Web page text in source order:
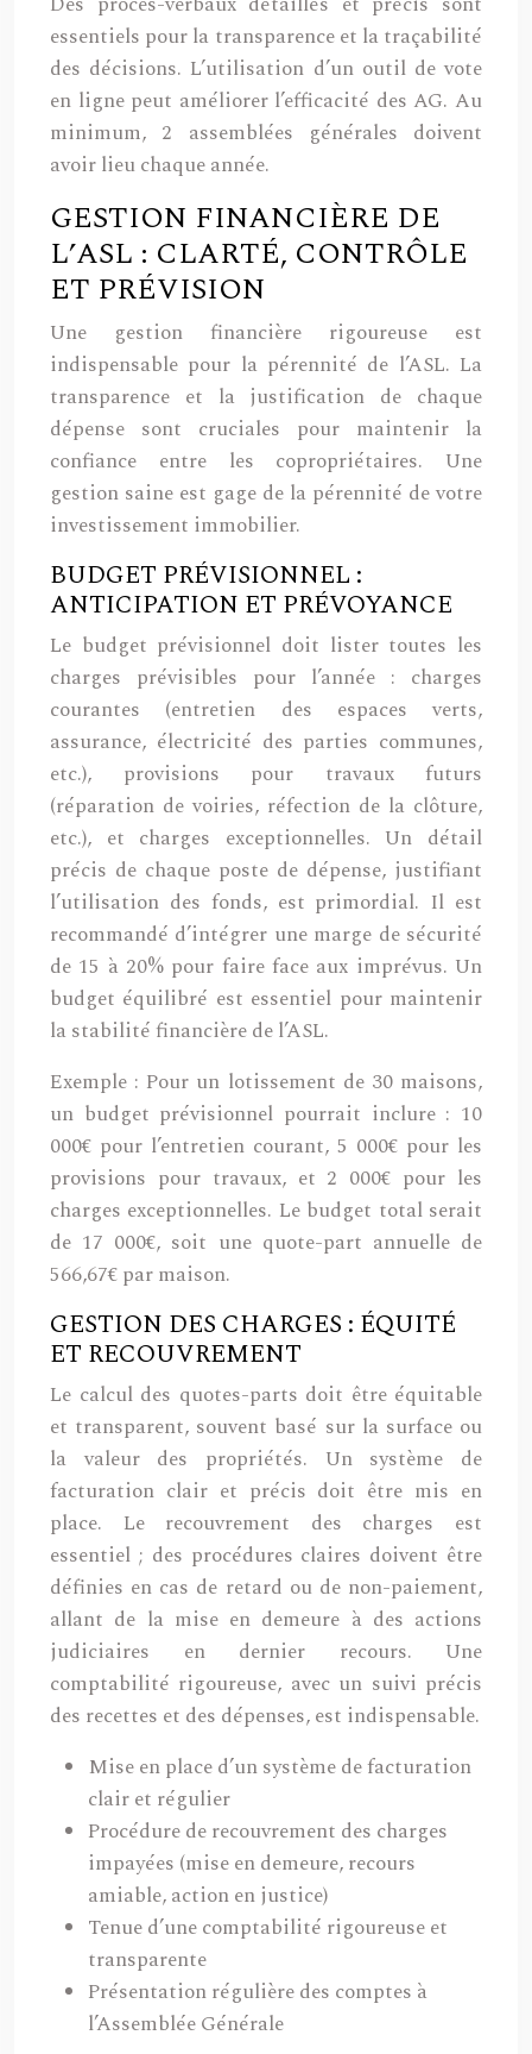
essentiels pour la transparence et la traçabilité
des décisions. L’utilisation d’un outil de vote
en ligne peut améliorer l’efficacité des AG. Au
minimum, 2 assemblées générales doivent
avoir lieu chaque année.
GESTION FINANCIÈRE DE
L’ASL : CLARTÉ, CONTRÔLE
ET PRÉVISION
Une gestion financière rigoureuse est
indispensable pour la pérennité de l’ASL. La
transparence et la justification de chaque
dépense sont cruciales pour maintenir la
confiance entre les copropriétaires. Une
gestion saine est gage de la pérennité de votre
investissement immobilier.
BUDGET PRÉVISIONNEL :
ANTICIPATION ET PRÉVOYANCE
Le budget prévisionnel doit lister toutes les
charges prévisibles pour l’année : charges
courantes (entretien des espaces verts,
assurance, électricité des parties communes,
etc.), provisions pour travaux futurs
(réparation de voiries, réfection de la clôture,
etc.), et charges exceptionnelles. Un détail
précis de chaque poste de dépense, justifiant
l’utilisation des fonds, est primordial. Il est
recommandé d’intégrer une marge de sécurité
de 15 à 20% pour faire face aux imprévus. Un
budget équilibré est essentiel pour maintenir
la stabilité financière de l’ASL.
Exemple : Pour un lotissement de 30 maisons,
un budget prévisionnel pourrait inclure : 10
000€ pour l’entretien courant, 5 000€ pour les
provisions pour travaux, et 2 000€ pour les
charges exceptionnelles. Le budget total serait
de 17 000€, soit une quote-part annuelle de
566,67€ par maison.
GESTION DES CHARGES : ÉQUITÉ
ET RECOUVREMENT
Le calcul des quotes-parts doit être équitable
et transparent, souvent basé sur la surface ou
la valeur des propriétés. Un système de
facturation clair et précis doit être mis en
place. Le recouvrement des charges est
essentiel ; des procédures claires doivent être
définies en cas de retard ou de non-paiement,
allant de la mise en demeure à des actions
judiciaires en dernier recours. Une
comptabilité rigoureuse, avec un suivi précis
des recettes et des dépenses, est indispensable.
Mise en place d’un système de facturation
clair et régulier
Procédure de recouvrement des charges
impayées (mise en demeure, recours
amiable, action en justice)
Tenue d’une comptabilité rigoureuse et
transparente
Présentation régulière des comptes à
l’Assemblée Générale